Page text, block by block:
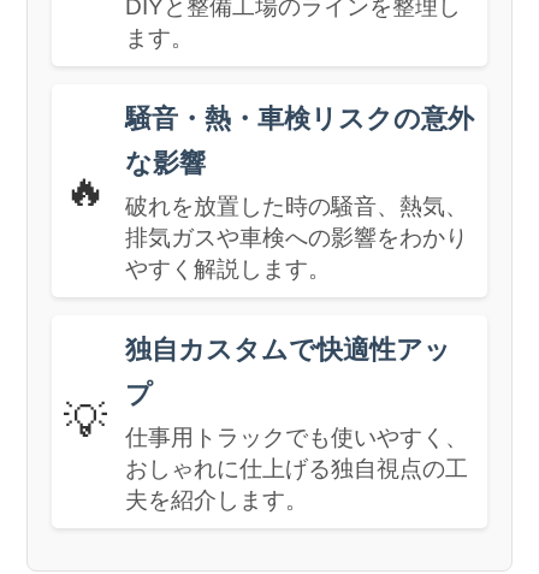
DIYと整備工場のラインを整理し
ます。
🔥
騒音・熱・車検リスクの意外
な影響
破れを放置した時の騒音、熱気、
排気ガスや車検への影響をわかり
やすく解説します。
💡
独自カスタムで快適性アッ
プ
仕事用トラックでも使いやすく、
おしゃれに仕上げる独自視点の工
夫を紹介します。